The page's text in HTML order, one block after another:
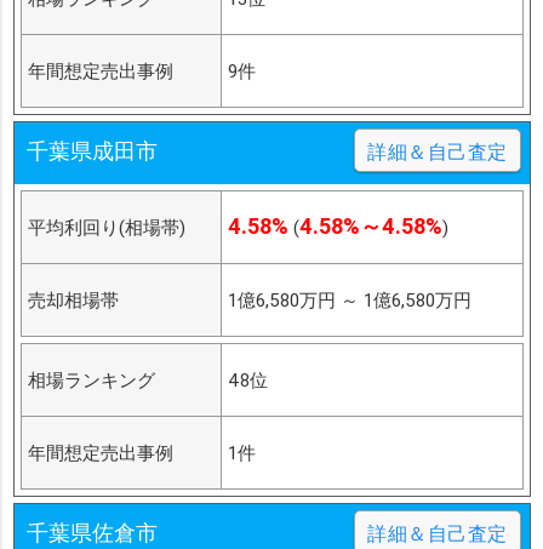
年間想定売出事例 9件
千葉県成田市 詳細＆自己査定
平均利回り(相場帯) 4.58% (4.58%～4.58%)
売却相場帯 1億6,580万円 ～ 1億6,580万円
相場ランキング 48位
年間想定売出事例 1件
千葉県佐倉市 詳細＆自己査定